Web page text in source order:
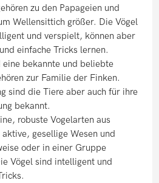
zu den Papageien und
Wellensittich größer. Die Vögel
und verspielt, können aber
einfache Tricks lernen.
eine bekannte und beliebte
zur Familie der Finken.
sind die Tiere aber auch für ihre
bekannt.
robuste Vogelarten aus
gesellige Wesen und
oder in einer Gruppe
Vögel sind intelligent und